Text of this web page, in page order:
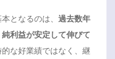
となるのは、 過去数年
利益が安定して伸びて
な好業績ではなく、継